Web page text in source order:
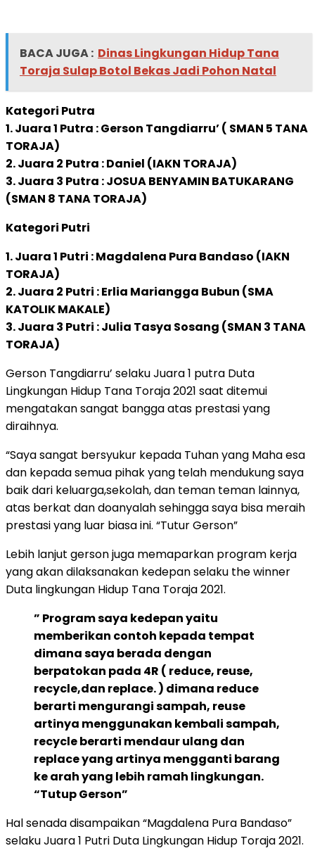
BACA JUGA : Dinas Lingkungan Hidup Tana
Toraja Sulap Botol Bekas Jadi Pohon Natal
Kategori Putra
1. Juara 1 Putra : Gerson Tangdiarru’ ( SMAN 5 TANA
TORAJA)
2. Juara 2 Putra : Daniel (IAKN TORAJA)
3. Juara 3 Putra : JOSUA BENYAMIN BATUKARANG
(SMAN 8 TANA TORAJA)
Kategori Putri
1. Juara 1 Putri : Magdalena Pura Bandaso (IAKN
TORAJA)
2. Juara 2 Putri : Erlia Mariangga Bubun (SMA
KATOLIK MAKALE)
3. Juara 3 Putri : Julia Tasya Sosang (SMAN 3 TANA
TORAJA)
Gerson Tangdiarru’ selaku Juara 1 putra Duta
Lingkungan Hidup Tana Toraja 2021 saat ditemui
mengatakan sangat bangga atas prestasi yang
diraihnya.
“Saya sangat bersyukur kepada Tuhan yang Maha esa
dan kepada semua pihak yang telah mendukung saya
baik dari keluarga,sekolah, dan teman teman lainnya,
atas berkat dan doanyalah sehingga saya bisa meraih
prestasi yang luar biasa ini. “Tutur Gerson”
Lebih lanjut gerson juga memaparkan program kerja
yang akan dilaksanakan kedepan selaku the winner
Duta lingkungan Hidup Tana Toraja 2021.
” Program saya kedepan yaitu
memberikan contoh kepada tempat
dimana saya berada dengan
berpatokan pada 4R ( reduce, reuse,
recycle,dan replace. ) dimana reduce
berarti mengurangi sampah, reuse
artinya menggunakan kembali sampah,
recycle berarti mendaur ulang dan
replace yang artinya mengganti barang
ke arah yang lebih ramah lingkungan.
“Tutup Gerson”
Hal senada disampaikan “Magdalena Pura Bandaso”
selaku Juara 1 Putri Duta Lingkungan Hidup Toraja 2021.